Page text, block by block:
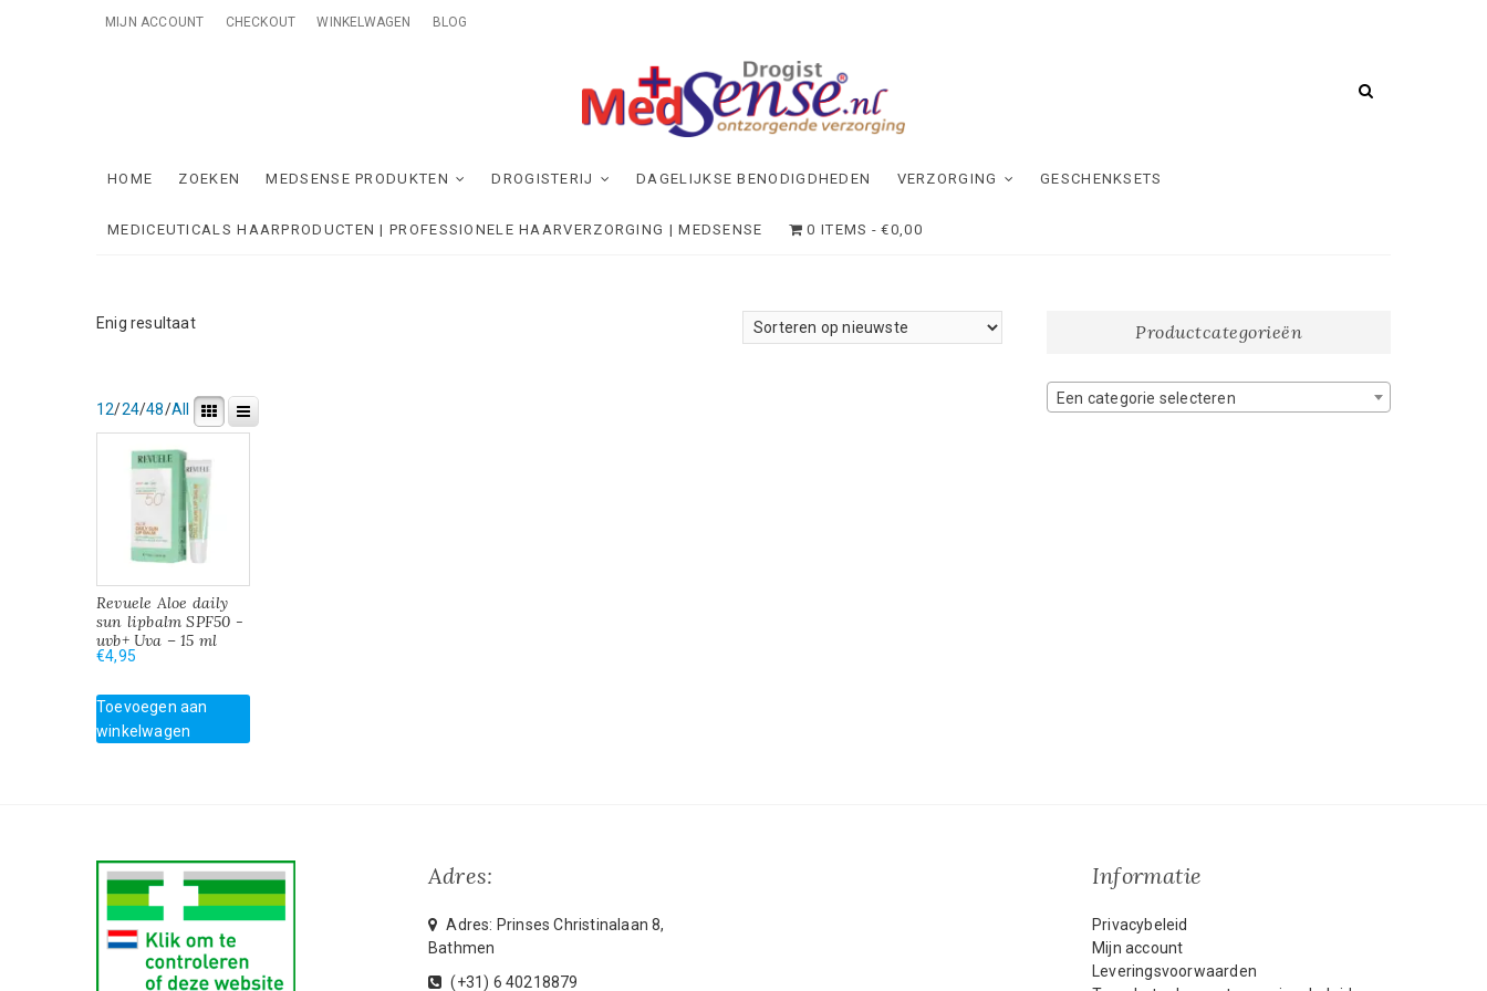
MIJN ACCOUNT CHECKOUT WINKELWAGEN BLOG
MedSense
HOME ZOEKEN MEDSENSE PRODUKTEN DROGISTERIJ DAGELIJKSE BENODIGDHEDEN VERZORGING GESCHENKSETS
MEDICEUTICALS HAARPRODUCTEN | PROFESSIONELE HAARVERZORGING | MEDSENSE 0 ITEMS €0,00
Enig resultaat
12/24/48/All
Revuele Aloe daily
sun lipbalm SPF50 -
uvb+ Uva – 15 ml
€4,95
Toevoegen aan
winkelwagen
Productcategorieën
Een categorie selecteren
Adres:
Adres: Prinses Christinalaan 8,
Bathmen
(+31) 6 40218879
Informatie
Privacybeleid
Mijn account
Leveringsvoorwaarden